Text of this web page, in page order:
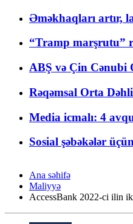
Əməkhaqları artır,
“Tramp marşrutu”
ABŞ və Çin Cənubi
Rəqəmsal Orta
Media icmalı: 4
Sosial şəbəkələr
Ana səhifə
Maliyyə
AccessBank 2022-ci ilin